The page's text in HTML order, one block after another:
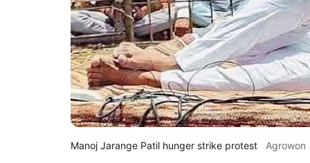
Manoj Jarange Patil hunger strike protest Agrowon